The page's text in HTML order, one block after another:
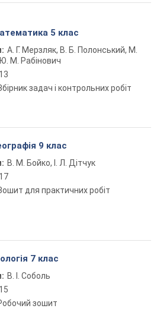
5 клас
А. Г. Мерзляк, В. Б. Полонський, М.
Ю. М. Рабінович
задач і контрольних робіт
9 клас
В. М. Бойко, І. Л. Дітчук
для практичних робіт
7 клас
В. І. Соболь
зошит